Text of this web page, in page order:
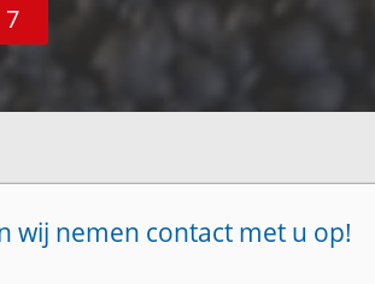
wij nemen contact met u op!